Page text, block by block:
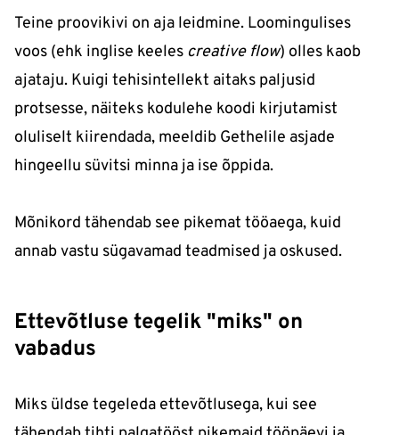
Teine proovikivi on aja leidmine. Loomingulises
voos (ehk inglise keeles creative flow) olles kaob
ajataju. Kuigi tehisintellekt aitaks paljusid
protsesse, näiteks kodulehe koodi kirjutamist
oluliselt kiirendada, meeldib Gethelile asjade
hingeellu süvitsi minna ja ise õppida.
Mõnikord tähendab see pikemat tööaega, kuid
annab vastu sügavamad teadmised ja oskused.
Ettevõtluse tegelik "miks" on
vabadus
Miks üldse tegeleda ettevõtlusega, kui see